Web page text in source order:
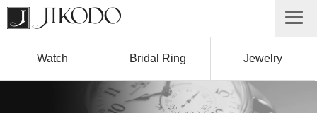
Watch Bridal Ring Jewelry